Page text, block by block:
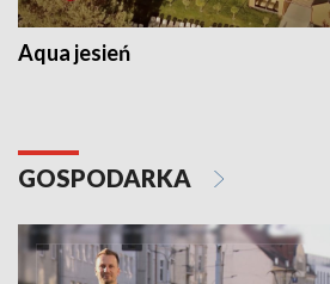
Aqua jesień
GOSPODARKA